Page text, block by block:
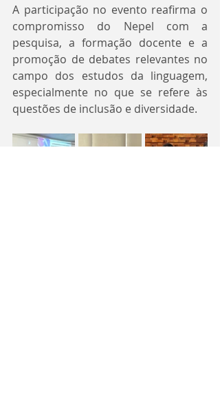
A participação no evento reafirma o
compromisso do Nepel com a
pesquisa, a formação docente e a
promoção de debates relevantes no
campo dos estudos da linguagem,
especialmente no que se refere às
questões de inclusão e diversidade.